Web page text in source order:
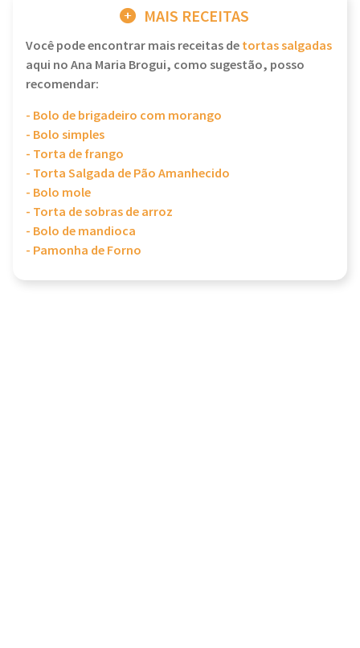
MAIS RECEITAS
Você pode encontrar mais receitas detortas salgadas
aqui no Ana Maria Brogui, como sugestão, posso
recomendar:
- Bolo de brigadeiro com morango
- Bolo simples
- Torta de frango
- Torta Salgada de Pão Amanhecido
- Bolo mole
- Torta de sobras de arroz
- Bolo de mandioca
- Pamonha de Forno